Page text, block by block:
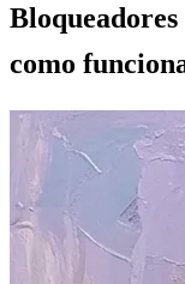
Bloqueadores
como